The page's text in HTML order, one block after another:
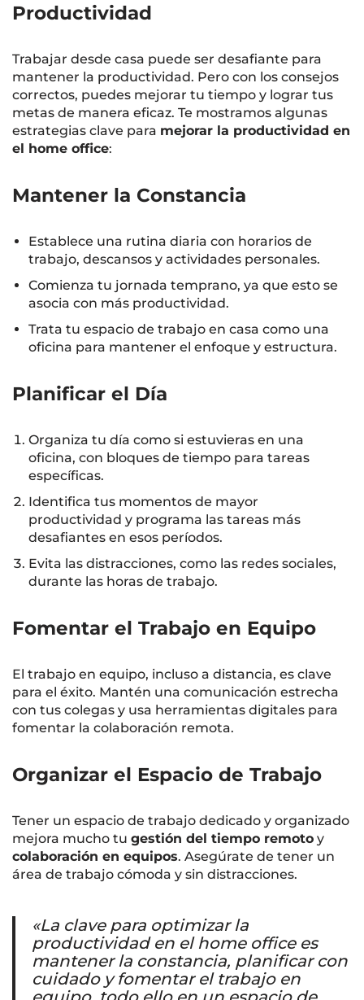
Productividad
Trabajar desde casa puede ser desafiante para
mantener la productividad. Pero con los consejos
correctos, puedes mejorar tu tiempo y lograr tus
metas de manera eficaz. Te mostramos algunas
estrategias clave para mejorar la productividad en
el home office:
Mantener la Constancia
Establece una rutina diaria con horarios de
trabajo, descansos y actividades personales.
Comienza tu jornada temprano, ya que esto se
asocia con más productividad.
Trata tu espacio de trabajo en casa como una
oficina para mantener el enfoque y estructura.
Planificar el Día
Organiza tu día como si estuvieras en una
oficina, con bloques de tiempo para tareas
específicas.
Identifica tus momentos de mayor
productividad y programa las tareas más
desafiantes en esos períodos.
Evita las distracciones, como las redes sociales,
durante las horas de trabajo.
Fomentar el Trabajo en Equipo
El trabajo en equipo, incluso a distancia, es clave
para el éxito. Mantén una comunicación estrecha
con tus colegas y usa herramientas digitales para
fomentar la colaboración remota.
Organizar el Espacio de Trabajo
Tener un espacio de trabajo dedicado y organizado
mejora mucho tu gestión del tiempo remoto y
colaboración en equipos. Asegúrate de tener un
área de trabajo cómoda y sin distracciones.
«La clave para optimizar la
productividad en el home office es
mantener la constancia, planificar con
cuidado y fomentar el trabajo en